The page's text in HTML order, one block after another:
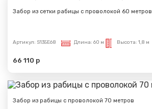
Забор из сетки рабицы с проволокой 60 метров
Артикул: S135E68 Длина: 60 м Высота: 1,8 м
66 110 р
Забор из рабицы с проволокой 70 метров